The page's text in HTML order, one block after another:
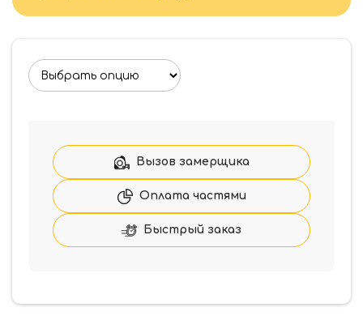
Вызов замерщика
Оплата частями
Быстрый заказ